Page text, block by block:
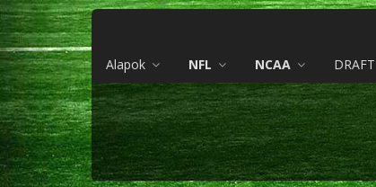
Alapok NFL NCAA DRAFT